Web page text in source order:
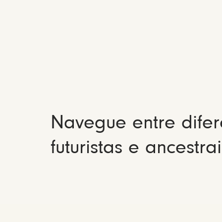
Navegue entre
futuristas e